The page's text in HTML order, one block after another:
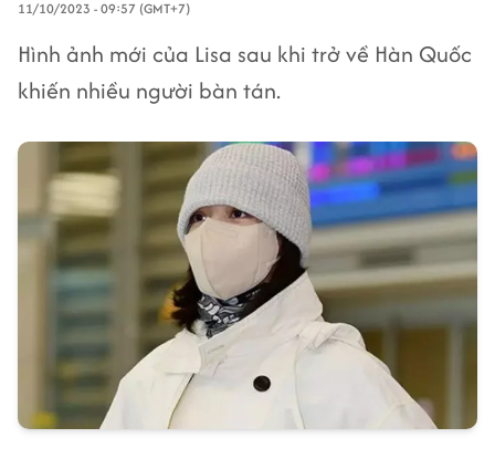
11/10/2023 - 09:57 (GMT+7)
Hình ảnh mới của Lisa sau khi trở về Hàn Quốc
khiến nhiều người bàn tán.